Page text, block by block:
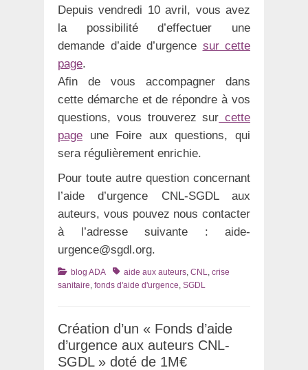
Depuis vendredi 10 avril, vous avez
la possibilité d’effectuer une
demande d’aide d’urgence sur cette
page.
Afin de vous accompagner dans
cette démarche et de répondre à vos
questions, vous trouverez sur cette
page une Foire aux questions, qui
sera régulièrement enrichie.
Pour toute autre question concernant
l’aide d’urgence CNL-SGDL aux
auteurs, vous pouvez nous contacter
à l’adresse suivante : aide-
urgence@sgdl.org.
Catégories
blog ADA Tagsaide aux auteurs CNL
crise
sanitaire fonds d'aide d'urgence SGDL
Création d’un « Fonds d’aide
d’urgence aux auteurs CNL-
SGDL » doté de 1M€